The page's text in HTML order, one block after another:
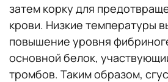
затем корку для
крови. Низкие температуры
повышение уровня
основной белок,
тромбов. Таким образом,